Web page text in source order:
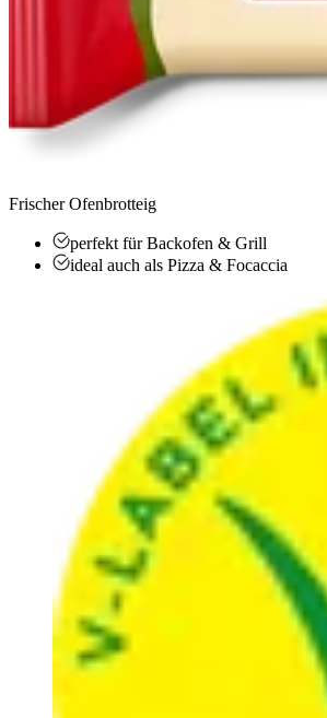
Frischer Ofenbrotteig
perfekt für Backofen & Grill
ideal auch als Pizza & Focaccia